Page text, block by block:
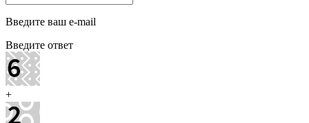
Введите ваш e-mail
Введите ответ
+